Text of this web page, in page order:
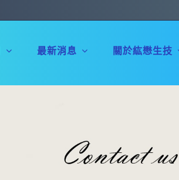
最新消息 關於紘懋生技